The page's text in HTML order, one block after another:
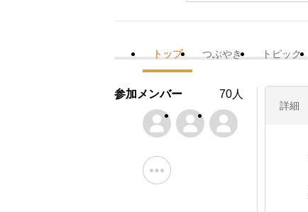
トップ つぶやき トピック
詳細
参加メンバー 70人